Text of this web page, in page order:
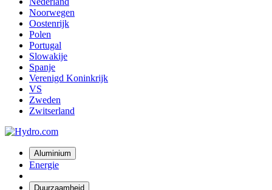
Noorwegen
Oostenrijk
Polen
Portugal
Slowakije
Spanje
Verenigd Koninkrijk
VS
Zweden
Zwitserland
Aluminium
Energie
Duurzaamheid